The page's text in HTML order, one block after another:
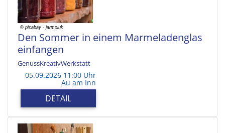
Den Sommer in einem Marmeladenglas
einfangen
GenussKreativWerkstatt
05.09.2026 11:00 Uhr
Au am Inn
DETAIL